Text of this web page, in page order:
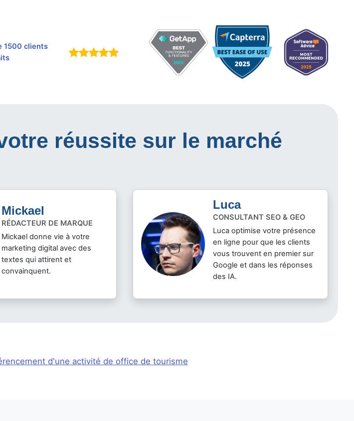
1500 clients
réussite sur le marché
Mickael
RÉDACTEUR DE MARQUE
Mickael donne vie à votre
marketing digital avec des
textes qui attirent et
convainquent.
Luca
CONSULTANT SEO & GEO
Luca optimise votre présence
en ligne pour que les clients
vous trouvent en premier sur
Google et dans les réponses
des IA.
d'une activité de office de tourisme